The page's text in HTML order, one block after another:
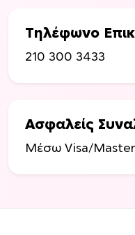
Τηλέφωνο
210 300 3433
Ασφαλείς
Μέσω Visa/